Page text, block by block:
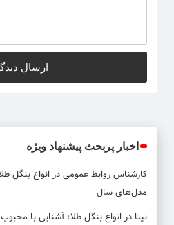
اخبار پربحث پیشنهاد ویژه
کارشناس روابط عمومیدر انواع بنگل
مدل‌های سال
نینا در انواع بنگل طلا؛ آشنایی با